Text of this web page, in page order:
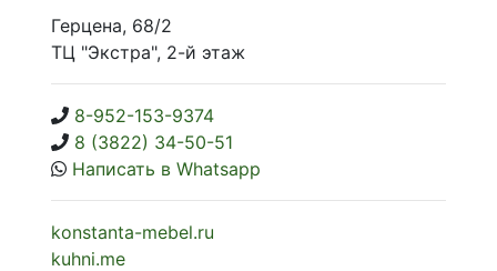
Герцена, 68/2
ТЦ "Экстра", 2-й этаж
8-952-153-9374
8 (3822) 34-50-51
Написать в Whatsapp
konstanta-mebel.ru
kuhni.me